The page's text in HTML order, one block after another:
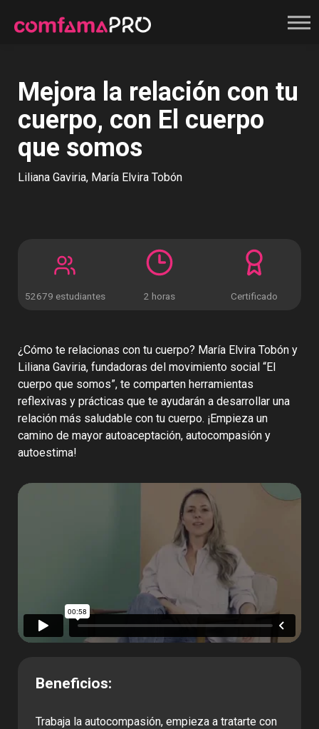
Mejora la relación con tu
cuerpo, con El cuerpo
que somos
Liliana Gaviria, María Elvira Tobón
52679 estudiantes 2 horas Certificado
¿Cómo te relacionas con tu cuerpo? María Elvira Tobón y
Liliana Gaviria, fundadoras del movimiento social “El
cuerpo que somos”, te comparten herramientas
reflexivas y prácticas que te ayudarán a desarrollar una
relación más saludable con tu cuerpo. ¡Empieza un
camino de mayor autoaceptación, autocompasión y
autoestima!
Beneficios:
Trabaja la autocompasión, empieza a tratarte con